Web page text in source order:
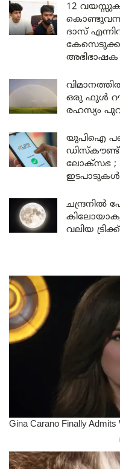
12
ദാസ്
അഭിഭാഷക
ഒരു ഫുൾ
രഹസ്യം
യുപിഐ
ഡിസ്കൗണ്ട്
ലോക്സഭ ;
ചന്ദ്രനിൽ
വലിയ